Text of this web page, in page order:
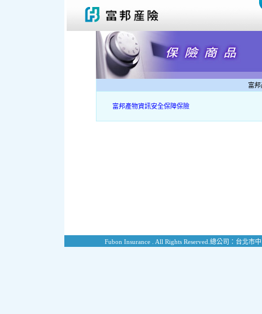
富邦
富邦產物資訊安全保障保險
Fubon Insurance . All Rights Reserved. 總公司：台北市